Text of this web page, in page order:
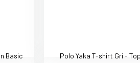
Basic
Polo Yaka T-shirt Gri -